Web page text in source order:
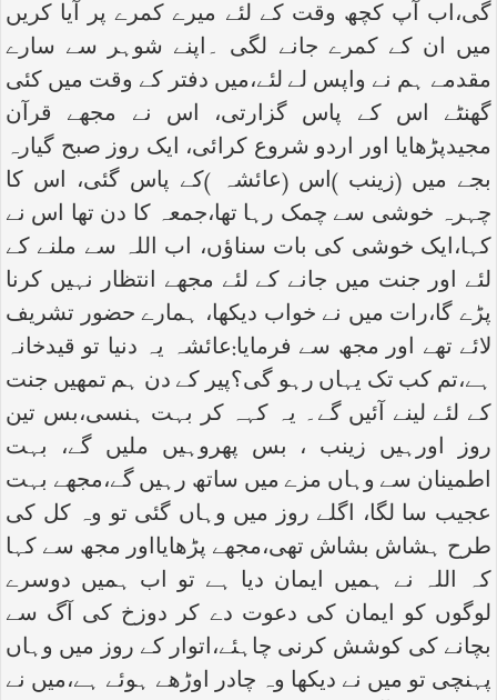
گی،اب آپ کچھ وقت کے لئے میرے کمرے پر آیا کریں
میں ان کے کمرے جانے لگی ۔اپنے شوہر سے سارے
مقدمے ہم نے واپس لے لئے،میں دفتر کے وقت میں کئی
گھنٹے اس کے پاس گزارتی، اس نے مجھے قرآن
مجیدپڑھایا اور اردو شروع کرائی، ایک روز صبح گیارہ
بجے میں (زینب )اس (عائشہ )کے پاس گئی، اس کا
چہرہ خوشی سے چمک رہا تھا،جمعہ کا دن تھا اس نے
کہا،ایک خوشی کی بات سناؤں، اب اللہ سے ملنے کے
لئے اور جنت میں جانے کے لئے مجھے انتظار نہیں کرنا
پڑے گا،رات میں نے خواب دیکھا، ہمارے حضور تشریف
لائے تھے اور مجھ سے فرمایا:عائشہ یہ دنیا تو قیدخانہ
ہے،تم کب تک یہاں رہو گی؟پیر کے دن ہم تمھیں جنت
کے لئے لینے آئیں گے۔ یہ کہہ کر بہت ہنسی،بس تین
روز اورہیں زینب ، بس پھروہیں ملیں گے، بہت
اطمینان سے وہاں مزے میں ساتھ رہیں گے،مجھے بہت
عجیب سا لگا، اگلے روز میں وہاں گئی تو وہ کل کی
طرح ہشاش بشاش تھی،مجھے پڑھایااور مجھ سے کہا
کہ اللہ نے ہمیں ایمان دیا ہے تو اب ہمیں دوسرے
لوگوں کو ایمان کی دعوت دے کر دوزخ کی آگ سے
بچانے کی کوشش کرنی چاہئے،اتوار کے روز میں وہاں
پہنچی تو میں نے دیکھا وہ چادر اوڑھے ہوئے ہے،میں نے